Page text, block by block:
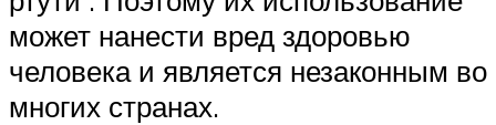
может нанести вред здоровью
человека и является незаконным во
многих странах.